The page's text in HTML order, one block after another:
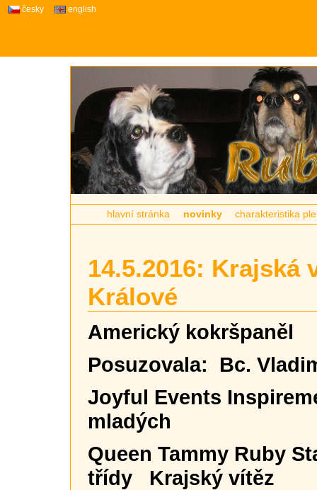
česky english
hlavní stránka novinky charakteristika
14.5.2016: Krajská
Králové
Americký kokršpaněl
Posuzovala: Bc.
Joyful Events
mladých
Queen Tammy Ruby
třídy Krajský vítěz